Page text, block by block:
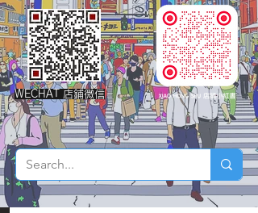
WECHAT 店鋪微信